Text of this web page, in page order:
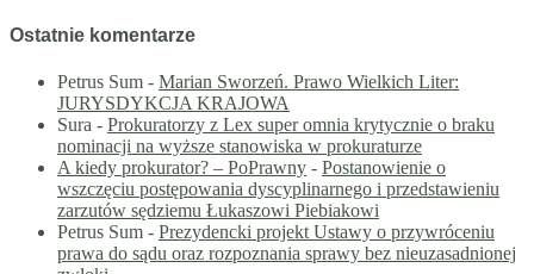
Ostatnie komentarze
Petrus Sum - Marian Sworzeń. Prawo Wielkich Liter:
JURYSDYKCJA KRAJOWA
Sura - Prokuratorzy z Lex super omnia krytycznie o braku
nominacji na wyższe stanowiska w prokuraturze
A kiedy prokurator? – PoPrawny - Postanowienie o
wszczęciu postępowania dyscyplinarnego i przedstawieniu
zarzutów sędziemu Łukaszowi Piebiakowi
Petrus Sum - Prezydencki projekt Ustawy o przywróceniu
prawa do sądu oraz rozpoznania sprawy bez nieuzasadnionej